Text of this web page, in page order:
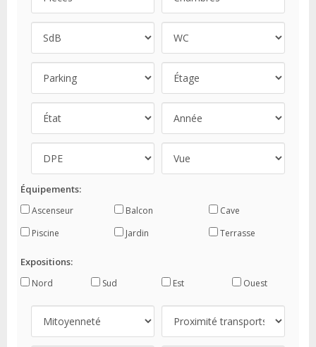
Équipements:
Ascenseur Balcon
Cave
Piscine
Jardin Terrasse
Expositions:
Nord Sud Est Ouest